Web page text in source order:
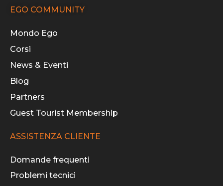
EGO COMMUNITY
Mondo Ego
Corsi
News & Eventi
Blog
Partners
Guest Tourist Membership
ASSISTENZA CLIENTE
Domande frequenti
Problemi tecnici